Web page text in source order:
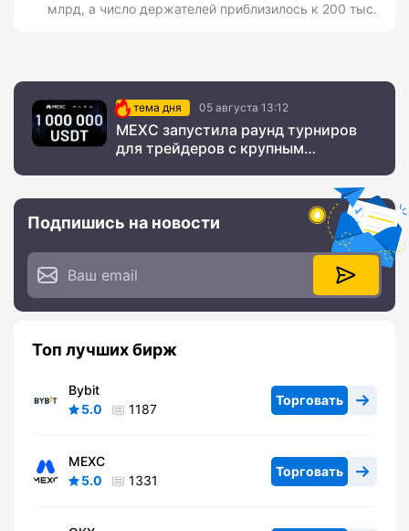
млрд, а число держателей приблизилось к 200 тыс.
тема дня 05 августа 13:12
MEXC запустила раунд турниров
для трейдеров с крупным
Подпишись на новости
Топ лучших бирж
Bybit
5.0
1187
Торговать
MEXC
5.0
1331
Торговать